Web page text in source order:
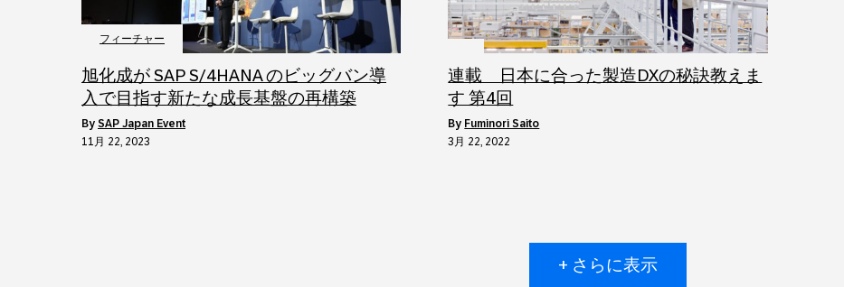
フィーチャー
旭化成が SAP S/4HANA のビッグバン導
入で目指す新たな成長基盤の再構築
by SAP Japan Event
11月 22, 2023
連載 日本に合った製造DXの秘訣教えま
す 第4回
by Fuminori Saito
3月 22, 2022
+ さらに表示